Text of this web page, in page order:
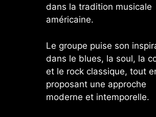
dans la tradition musicale
américaine.
Le groupe puise son
dans le blues, la soul, la
et le rock classique, tout
proposant une approche
moderne et intemporelle.